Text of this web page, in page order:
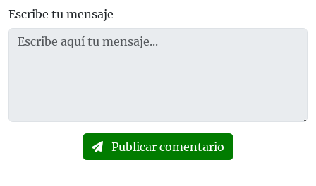
Escribe tu mensaje
Publicar comentario